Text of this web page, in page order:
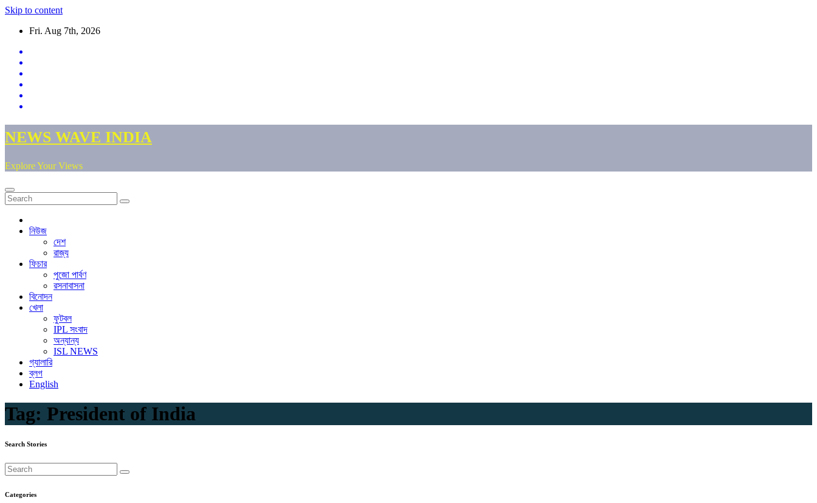
Skip to content
Fri. Aug 7th, 2026
NEWS WAVE INDIA
Explore Your Views
নিউজ
দেশ
রাজ্য
ফিচার
পুজো পার্বণ
রসনাবাসনা
বিনোদন
খেলা
ফুটবল
IPL সংবাদ
অন্যান্য
ISL NEWS
গ্যালারি
ব্লগ
English
Tag: President of India
Search Stories
Categories